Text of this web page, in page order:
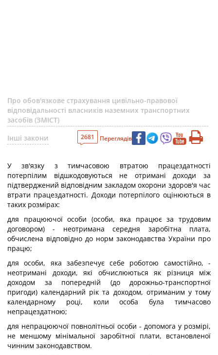
Про обов'язкове страхування цивільно-правової
відповідальності власників наземних транспортних
засобів (ЗМІСТ)
Інші закони
2681 Переглядів
У зв'язку з тимчасовою втратою працездатності
потерпілим відшкодовуються не отримані доходи за
підтверджений відповідним закладом охорони здоров'я час
втрати працездатності. Доходи потерпілого оцінюються в
таких розмірах:
для працюючої особи (особи, яка працює за трудовим
договором) - неотримана середня заробітна плата,
обчислена відповідно до норм законодавства України про
працю;
для особи, яка забезпечує себе роботою самостійно, -
неотримані доходи, які обчислюються як різниця між
доходом за попередній (до дорожньо-транспортної
пригоди) календарний рік та доходом, отриманим у тому
календарному році, коли особа була тимчасово
непрацездатною;
для непрацюючої повнолітньої особи - допомога у розмірі,
не меншому мінімальної заробітної плати, встановленої
чинним законодавством.